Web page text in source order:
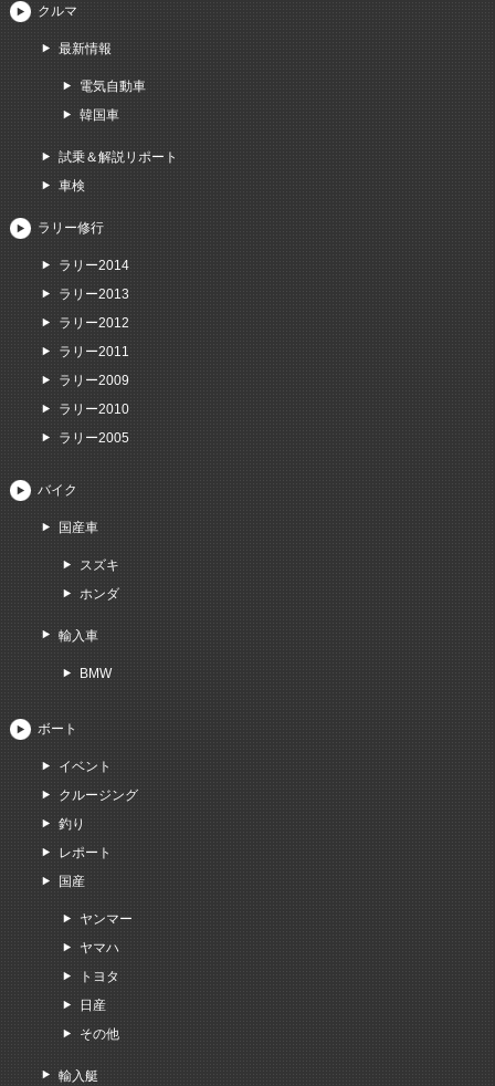
クルマ
最新情報
電気自動車
韓国車
試乗＆解説リポート
車検
ラリー修行
ラリー2014
ラリー2013
ラリー2012
ラリー2011
ラリー2009
ラリー2010
ラリー2005
バイク
国産車
スズキ
ホンダ
輸入車
BMW
ボート
イベント
クルージング
釣り
レポート
国産
ヤンマー
ヤマハ
トヨタ
日産
その他
輸入艇